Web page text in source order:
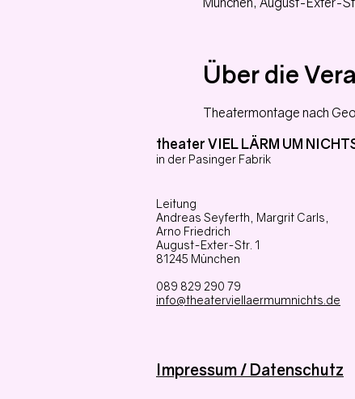
Über die
Theatermontage nach
theater VIEL LÄRM UM
in der Pasinger Fabrik
Leitung
Andreas Seyferth, Margrit Carls,
Arno Friedrich
August-Exter-Str. 1
81245 München
089 829 290 79
info@theaterviellaermumnichts.de
Impressum / Datenschutz